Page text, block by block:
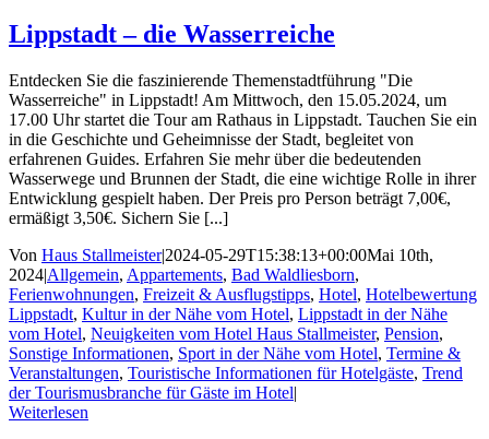
Lippstadt – die Wasserreiche
Entdecken Sie die faszinierende Themenstadtführung "Die
Wasserreiche" in Lippstadt! Am Mittwoch, den 15.05.2024, um
17.00 Uhr startet die Tour am Rathaus in Lippstadt. Tauchen Sie ein
in die Geschichte und Geheimnisse der Stadt, begleitet von
erfahrenen Guides. Erfahren Sie mehr über die bedeutenden
Wasserwege und Brunnen der Stadt, die eine wichtige Rolle in ihrer
Entwicklung gespielt haben. Der Preis pro Person beträgt 7,00€,
ermäßigt 3,50€. Sichern Sie [...]
Von Haus Stallmeister|2024-05-29T15:38:13+00:00Mai 10th,
2024|Allgemein, Appartements, Bad Waldliesborn,
Ferienwohnungen, Freizeit & Ausflugstipps, Hotel, Hotelbewertung
Lippstadt, Kultur in der Nähe vom Hotel, Lippstadt in der Nähe
vom Hotel, Neuigkeiten vom Hotel Haus Stallmeister, Pension,
Sonstige Informationen, Sport in der Nähe vom Hotel, Termine &
Veranstaltungen, Touristische Informationen für Hotelgäste, Trend
der Tourismusbranche für Gäste im Hotel|
Weiterlesen